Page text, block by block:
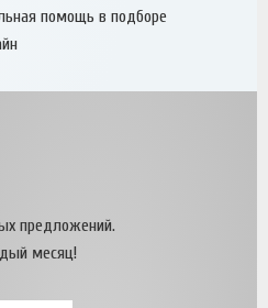
помощь в подборе
предложений.
месяц!